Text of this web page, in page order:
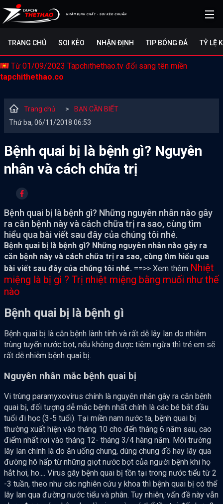
TRANG CHỦ SOI KÈO NHẬN ĐỊNH TIP BÓNG ĐÁ TỶ LỆ
Từ 01/09/2023 Tapchithethao.tv đổi sang tên miền
tapchithethao.co
Trang chủ >
BẠN CẦN BIẾT
Thứ ba, 06/11/2018 06:53
Bệnh quai bị là bệnh gì? Nguyên
nhân và cách chữa trị
Bệnh quai bị là bệnh gì? Những nguyên nhân nào gây
ra căn bệnh này và cách chữa trị ra sao, cùng tìm
hiểu qua bài viết sau đây của chúng tôi nhé.
Bệnh quai bị là bệnh gì? Những nguyên nhân nào gây ra
căn bệnh này và cách chữa trị ra sao, cùng tìm hiểu qua
bài viết sau đây của chúng tôi nhé. ==>> Xem thêm Nhiệt
miệng là bị gì ? Trị nhiệt miệng bằng muối như thế
nào
Bệnh quai bị là bệnh gì
Bệnh quai bị là căn bệnh lành tính và rất dễ lây lan do nhiễm
trùng tuyến nước bọt, nếu không được tiêm ngừa thì trẻ em sẽ
rất dễ nhiễm bệnh quai bị.
Nguyên nhân mắc bệnh quai bị
Vi trùng paramyxovirus chính là nguyên nhân gây ra căn bệnh
quai bị, đối tượng dễ mắc bệnh nhất chính là các bé bắt đầu
tuổi đi học (3-5 tuổi). Tại miền nam nước ta, bệnh quai bị
thường xuất hiện vào tháng 10 cho đến tháng 6 năm sau, cao
điểm nhất rơi vào tháng 12- tháng 3/4 hàng năm. Môi trường
lây lan chính là do ăn uống chung, dùng chung đồ hay lây qua
đường hô hấp từ những giọt nước bọt của người bệnh khi họ
hắt hơi, ho.... Virus gây bệnh quai bị tồn tại trong nước tiểu từ 2
-3 tuần, theo như các nghiên cứu y khoa thì bệnh quai bị có thể
lây lan qua đường nước tiểu và phân. Tuy nhiên, vấn đề này vẫn